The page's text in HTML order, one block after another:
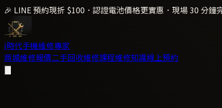
🎉 LINE 預約現折 $100．認證電池價格更實惠．現場 30 分鐘
i時代手機維修專家
商城維修報價二手回收維修課程維修知識線上預約